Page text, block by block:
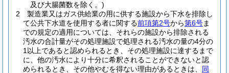
及び大腸菌数を除く。)
2
製造業又はガス供給業の用に供する施設から下水を排除し
て公共下水道を使用する者に関する前項第2号から第6号ま
での規定の適用については、それらの施設から排除される
汚水の合計量がその処理施設で処理される汚水の量の4分の
1以上であると認められるとき、その処理施設に達するまで
に、他の汚水により十分に希釈されることができないと認
められるとき、その他やむを得ない理由があるときは、 同